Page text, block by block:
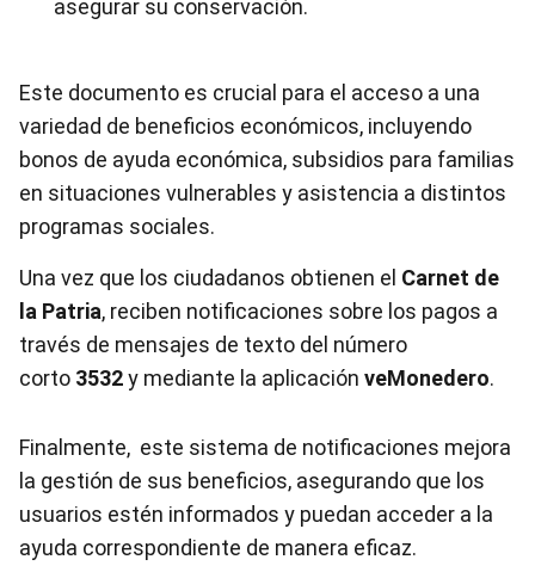
asegurar su conservación.
Este documento es crucial para el acceso a una
variedad de beneficios económicos, incluyendo
bonos de ayuda económica, subsidios para familias
en situaciones vulnerables y asistencia a distintos
programas sociales.
Una vez que los ciudadanos obtienen el Carnet de
la Patria, reciben notificaciones sobre los pagos a
través de mensajes de texto del número
corto 3532y mediante la aplicación veMonedero.
Finalmente, este sistema de notificaciones mejora
la gestión de sus beneficios, asegurando que los
usuarios estén informados y puedan acceder a la
ayuda correspondiente de manera eficaz.